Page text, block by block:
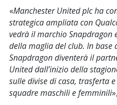
«Manchester United plc ha
strategica ampliata con
vedrà il marchio Snapdragon
della maglia del club. In base
Snapdragon diventerà il
United dall’inizio della
sulle divise di casa, trasferta
squadre maschili e femminili